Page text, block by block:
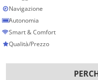
Navigazione
Autonomia
Smart & Comfort
Qualità/Prezzo